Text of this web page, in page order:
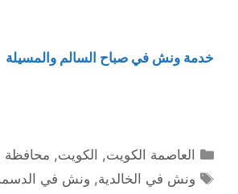
خدمة ونش في صباح السالم والمسيلة
التصنيفات
العاصمة الكويت, الكويت, محافظة
الوسوم
ونش في الخالدية, ونش في